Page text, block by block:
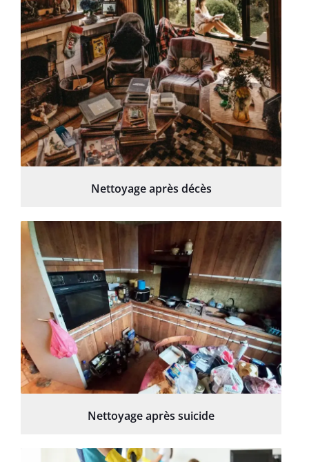
Nettoyage après décès
Nettoyage après suicide